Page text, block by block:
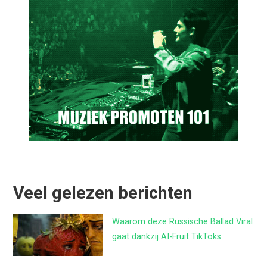
Veel gelezen berichten
Waarom deze Russische Ballad Viral
gaat dankzij AI-Fruit TikToks